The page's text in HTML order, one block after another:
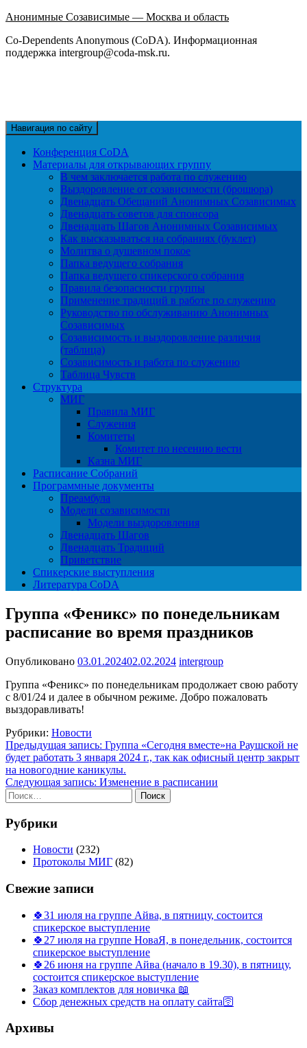
Анонимные Созависимые — Москва и область
Co-Dependents Anonymous (CoDA). Информационная
поддержка intergroup@coda-msk.ru.
Навигация по сайту
Конференция CoDA
Материалы для открывающих группу
В чем заключается работа по служению
Выздоровление от созависимости (брошюра)
Двенадцать Обещаний Анонимных Созависимых
Двенадцать советов для спонсора
Двенадцать Шагов Анонимных Созависимых
Как высказываться на собраниях (буклет)
Молитва о душевном покое
Папка ведущего собрания
Папка ведущего спикерского собрания
Правила безопасности группы
Применение традиций в работе по служению
Руководство по обслуживанию Анонимных
Созависимых
Созависимость и выздоровление различия
(таблица)
Созависимость и работа по служению
Таблица Чувств
Структура
МИГ
Правила МИГ
Служения
Комитеты
Комитет по несению вести
Казна МИГ
Расписание Собраний
Программные документы
Преамбула
Модели созависимости
Модели выздоровления
Двенадцать Шагов
Двенадцать Традиций
Приветствие
Спикерские выступления
Литература CoDA
Группа «Феникс» по понедельникам
расписание во время праздников
Опубликовано 03.01.202402.02.2024 intergroup
Группа «Феникс» по понедельникам продолжает свою работу
с 8/01/24 и далее в обычном режиме. Добро пожаловать
выздоравливать!
Рубрики: Новости
Навигация
по
записям
Предыдущая запись: Группа «Сегодня вместе»на Раушской не
будет работать 3 января 2024 г., так как офисный центр закрыт
на новогодние каникулы.
Следующая запись: Изменение в расписании
Найти:
Рубрики
Новости (232)
Протоколы МИГ (82)
Свежие записи
🍀31 июля на группе Айва, в пятницу, состоится
спикерское выступление
🍀27 июля на группе НоваЯ, в понедельник, состоится
спикерское выступление
🍀26 июня на группе Айва (начало в 19.30), в пятницу,
состоится спикерское выступление
Заказ комплектов для новичка 📖
Сбор денежных средств на оплату сайта🛜
Архивы